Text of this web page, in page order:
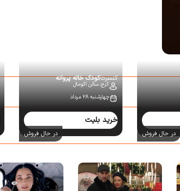
در حال فروش
کنسرتکودک خاله پروانه
کرج،سالن اکومال
چهارشنبه ۲۸ مرداد
خرید بلیت
در حال فروش